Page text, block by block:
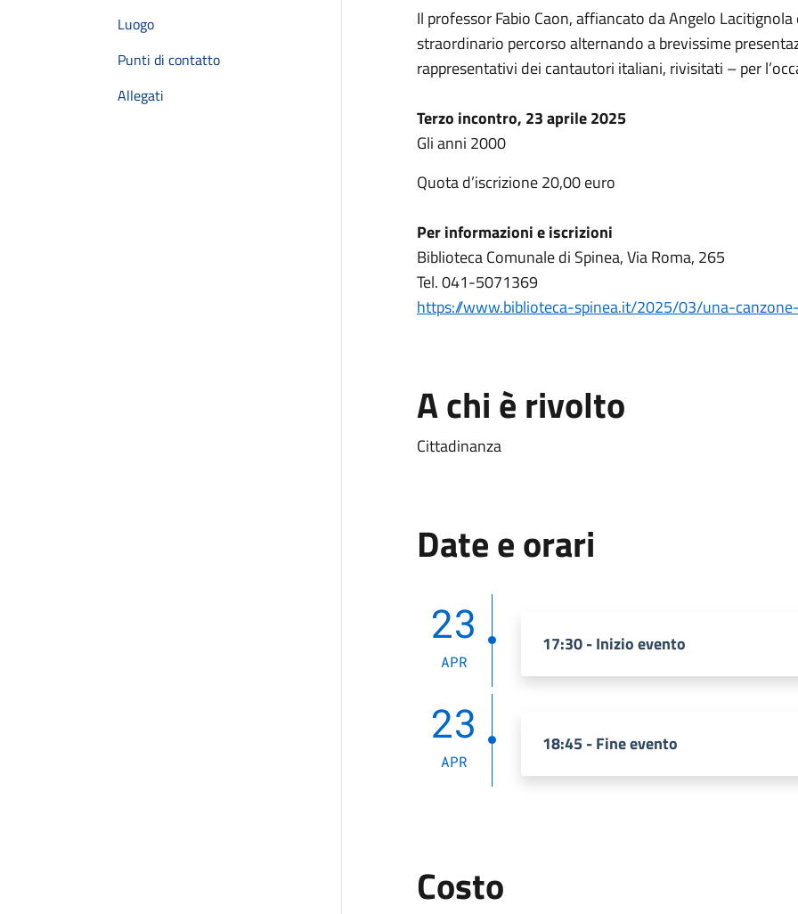
Luogo
Punti di contatto
Allegati
Il professor Fabio Caon, affiancato da Angelo
straordinario percorso alternando a brevissime
rappresentativi dei cantautori italiani, rivisitati – per
Terzo incontro, 23 aprile 2025
Gli anni 2000
Quota d’iscrizione 20,00 euro
Per informazioni e iscrizioni
Biblioteca Comunale di Spinea, Via Roma, 265
Tel. 041-5071369
https://www.biblioteca-spinea.it/2025/03/una-
A chi è rivolto
Cittadinanza
Date e orari
23
APR
17:30 - Inizio evento
23
APR
18:45 - Fine evento
Costo